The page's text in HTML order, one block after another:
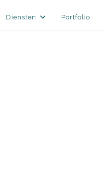
Diensten Portfolio